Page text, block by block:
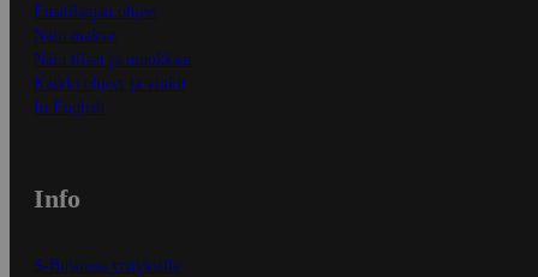
Ensitilaajan ohjeet
Näin maksat
Näin tilaat ja muokkaat
Kaikki ohjeet ja vinkit
In English
Info
S-Business yrityksille